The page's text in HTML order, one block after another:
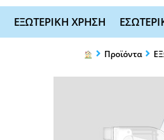
ΕΞΩΤΕΡΙΚΗ ΧΡΗΣΗ
Προϊόντα